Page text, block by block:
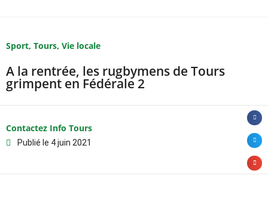
Sport, Tours, Vie locale
A la rentrée, les rugbymens de Tours
grimpent en Fédérale 2
Contactez Info Tours
Publié le 4 juin 2021